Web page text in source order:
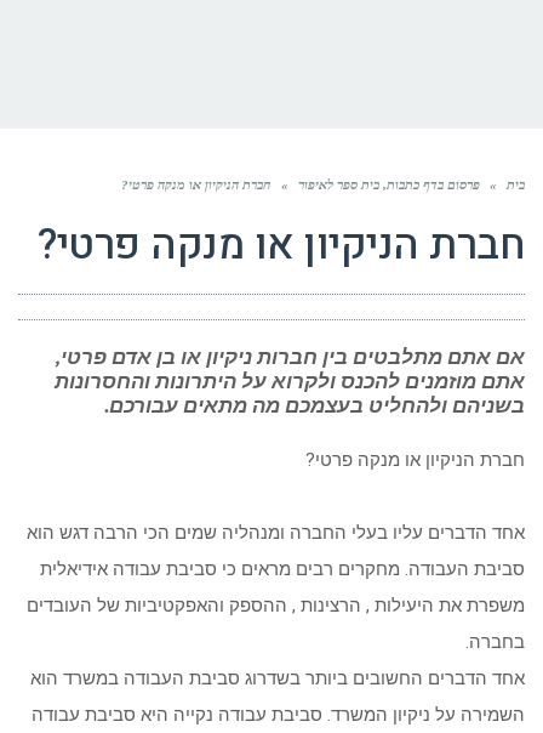
בית » פרסום בדף כתבות, בית ספר לאיפור » חברת הניקיון או מנקה פרטי?
חברת הניקיון או מנקה פרטי?
אם אתם מתלבטים בין חברות ניקיון או בן אדם פרטי,
אתם מוזמנים להכנס ולקרוא על היתרונות והחסרונות
בשניהם ולהחליט בעצמכם מה מתאים עבורכם.
חברת הניקיון או מנקה פרטי?
אחד הדברים עליו בעלי החברה ומנהליה שמים הכי הרבה דגש הוא
סביבת העבודה. מחקרים רבים מראים כי סביבת עבודה אידיאלית
משפרת את היעילות , הרצינות , ההספק והאפקטיביות של העובדים
בחברה.
אחד הדברים החשובים ביותר בשדרוג סביבת העבודה במשרד הוא
השמירה על ניקיון המשרד. סביבת עבודה נקייה היא סביבת עבודה